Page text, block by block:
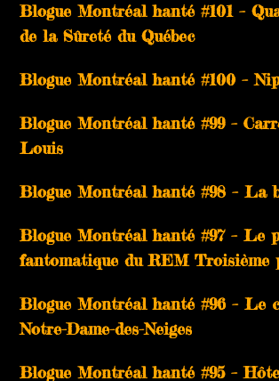
Blogue Montréal hanté #101 –
de la Sûreté du Québec
Blogue Montréal hanté #100 –
Blogue Montréal hanté #99 –
Louis
Blogue Montréal hanté #98 – La
Blogue Montréal hanté #97 – Le
fantomatique du REM Troisième
Blogue Montréal hanté #96 – Le
Notre-Dame-des-Neiges
Blogue Montréal hanté #95 –